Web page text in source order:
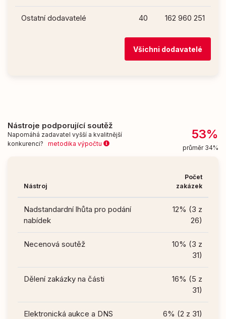
Ostatní dodavatelé 40 162 960 251
Všichni dodavatelé
Nástroje podporující soutěž
Napomáhá zadavatel vyšší a kvalitnější
konkurenci? metodika výpočtu
53%
průměr 34%
Nástroj
Počet
zakázek
Nadstandardní lhůta pro podání
nabídek
12% (3 z
26)
Necenová soutěž
10% (3 z
31)
Dělení zakázky na části
16% (5 z
31)
Elektronická aukce a DNS 6% (2 z 31)